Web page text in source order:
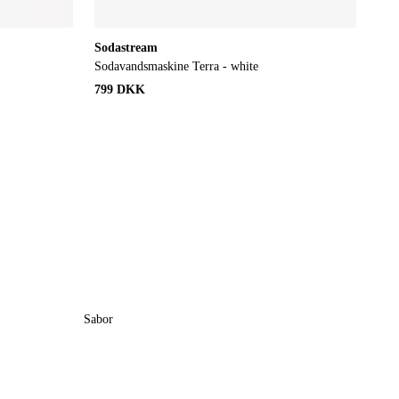
Sodastream
Sodavandsmaskine Terra - white
799 DKK
Sabor